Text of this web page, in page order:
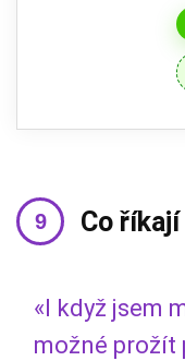
Co
«I když jsem
možné prožít